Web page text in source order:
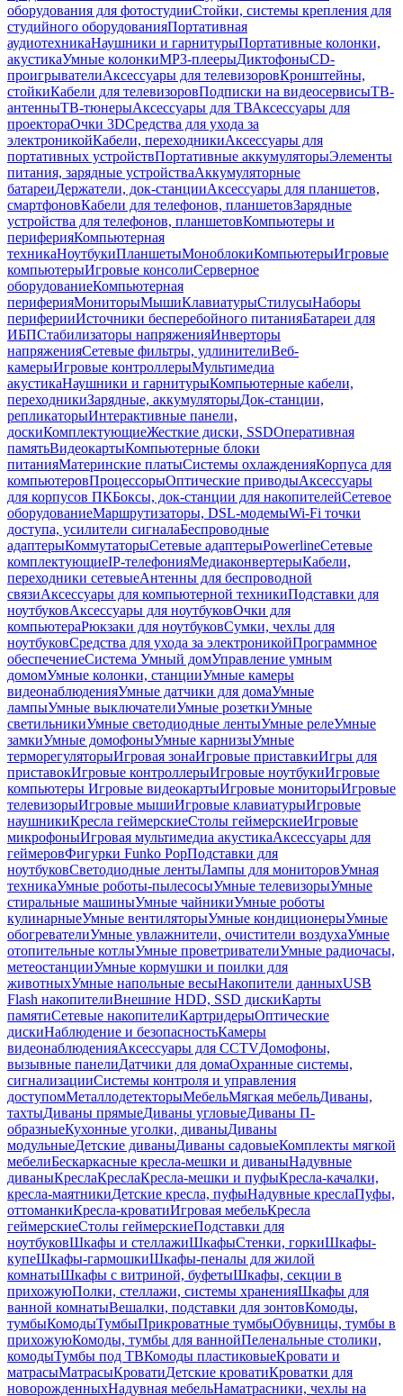
оборудования для фотостудииСтойки, системы крепления для
студийного оборудованияПортативная
аудиотехникаНаушники и гарнитурыПортативные колонки,
акустикаУмные колонкиMP3-плеерыДиктофоныCD-
проигрывателиАксессуары для телевизоровКронштейны,
стойкиКабели для телевизоровПодписки на видеосервисыТВ-
антенныТВ-тюнерыАксессуары для ТВАксессуары для
проектораОчки 3DСредства для ухода за
электроникойКабели, переходникиАксессуары для
портативных устройствПортативные аккумуляторыЭлементы
питания, зарядные устройстваАккумуляторные
батареиДержатели, док-станцииАксессуары для планшетов,
смартфоновКабели для телефонов, планшетовЗарядные
устройства для телефонов, планшетовКомпьютеры и
периферияКомпьютерная
техникаНоутбукиПланшетыМоноблокиКомпьютерыИгровые
компьютерыИгровые консолиСерверное
оборудованиеКомпьютерная
периферияМониторыМышиКлавиатурыСтилусыНаборы
периферииИсточники бесперебойного питанияБатареи для
ИБПСтабилизаторы напряженияИнверторы
напряженияСетевые фильтры, удлинителиВеб-
камерыИгровые контроллерыМультимедиа
акустикаНаушники и гарнитурыКомпьютерные кабели,
переходникиЗарядные, аккумуляторыДок-станции,
репликаторыИнтерактивные панели,
доскиКомплектующиеЖесткие диски, SSDОперативная
памятьВидеокартыКомпьютерные блоки
питанияМатеринские платыСистемы охлажденияКорпуса для
компьютеровПроцессорыОптические приводыАксессуары
для корпусов ПКБоксы, док-станции для накопителейСетевое
оборудованиеМаршрутизаторы, DSL-модемыWi-Fi точки
доступа, усилители сигналаБеспроводные
адаптерыКоммутаторыСетевые адаптерыPowerlineСетевые
комплектующиеIP-телефонияМедиаконвертерыКабели,
переходники сетевыеАнтенны для беспроводной
связиАксессуары для компьютерной техникиПодставки для
ноутбуковАксессуары для ноутбуковОчки для
компьютераРюкзаки для ноутбуковСумки, чехлы для
ноутбуковСредства для ухода за электроникойПрограммное
обеспечениеСистема Умный домУправление умным
домомУмные колонки, станцииУмные камеры
видеонаблюденияУмные датчики для домаУмные
лампыУмные выключателиУмные розеткиУмные
светильникиУмные светодиодные лентыУмные релеУмные
замкиУмные домофоныУмные карнизыУмные
терморегуляторыИгровая зонаИгровые приставкиИгры для
приставокИгровые контроллерыИгровые ноутбукиИгровые
компьютеры Игровые видеокартыИгровые мониторыИгровые
телевизорыИгровые мышиИгровые клавиатурыИгровые
наушникиКресла геймерскиеСтолы геймерскиеИгровые
микрофоныИгровая мультимедиа акустикаАксессуары для
геймеровФигурки Funko PopПодставки для
ноутбуковСветодиодные лентыЛампы для мониторовУмная
техникаУмные роботы-пылесосыУмные телевизорыУмные
стиральные машиныУмные чайникиУмные роботы
кулинарныеУмные вентиляторыУмные кондиционерыУмные
обогревателиУмные увлажнители, очистители воздухаУмные
отопительные котлыУмные проветривателиУмные радиочасы,
метеостанцииУмные кормушки и поилки для
животныхУмные напольные весыНакопители данныхUSB
Flash накопителиВнешние HDD, SSD дискиКарты
памятиСетевые накопителиКартридерыОптические
дискиНаблюдение и безопасностьКамеры
видеонаблюденияАксессуары для CCTVДомофоны,
вызывные панелиДатчики для домаОхранные системы,
сигнализацииСистемы контроля и управления
доступомМеталлодетекторыМебельМягкая мебельДиваны,
тахтыДиваны прямыеДиваны угловыеДиваны П-
образныеКухонные уголки, диваныДиваны
модульныеДетские диваныДиваны садовыеКомплекты мягкой
мебелиБескаркасные кресла-мешки и диваныНадувные
диваныКреслаКреслаКресла-мешки и пуфыКресла-качалки,
кресла-маятникиДетские кресла, пуфыНадувные креслаПуфы,
оттоманкиКресла-кроватиИгровая мебельКресла
геймерскиеСтолы геймерскиеПодставки для
ноутбуковШкафы и стеллажиШкафыСтенки, горкиШкафы-
купеШкафы-гармошкиШкафы-пеналы для жилой
комнатыШкафы с витриной, буфетыШкафы, секции в
прихожуюПолки, стеллажи, системы храненияШкафы для
ванной комнатыВешалки, подставки для зонтовКомоды,
тумбыКомодыТумбыПрикроватные тумбыОбувницы, тумбы в
прихожуюКомоды, тумбы для ваннойПеленальные столики,
комодыТумбы под ТВКомоды пластиковыеКровати и
матрасыМатрасыКроватиДетские кроватиКроватки для
новорожденныхНадувная мебельНаматрасники, чехлы на